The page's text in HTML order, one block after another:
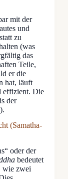
mit der
und
zu
(was
das
Teile,
er die
hat, läuft
effizient. Die
der
).
(Samatha-
oder der
bedeutet
wie zwei